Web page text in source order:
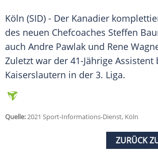
Köln (SID) - Der Kanadier
des neuen Chefcoaches Steffen
auch Andre Pawlak und Rene
Zuletzt war der 41-Jährige Assistent
Kaiserslautern in der 3. Liga.
Quelle:2021 Sport-Informations-Dienst, Köln
ZURÜCK